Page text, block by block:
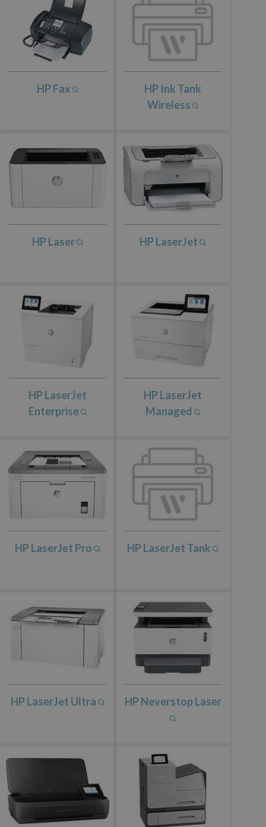
HP Fax
HP Ink Tank
Wireless
HP Laser HP LaserJet
HP LaserJet
Enterprise
HP LaserJet
Managed
HP LaserJet Pro HP LaserJet Tank
HP LaserJet Ultra HP Neverstop Laser